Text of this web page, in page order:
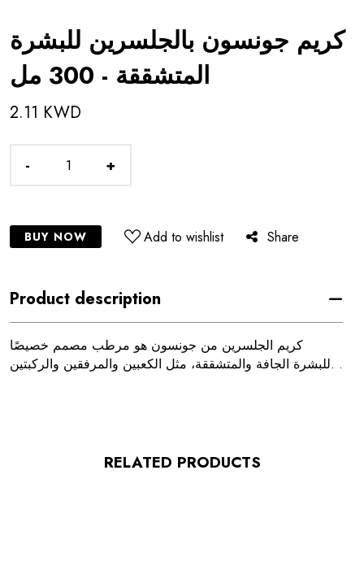
كريم جونسون بالجلسرين للبشرة
المتشققة - 300 مل
2.11 KWD
- +
BUY NOW Add to wishlist Share
Product description
كريم الجلسرين من جونسون هو مرطب مصمم خصيصًا
للبشرة الجافة والمتشققة، مثل الكعبين والمرفقين والركبتين. .
RELATED PRODUCTS